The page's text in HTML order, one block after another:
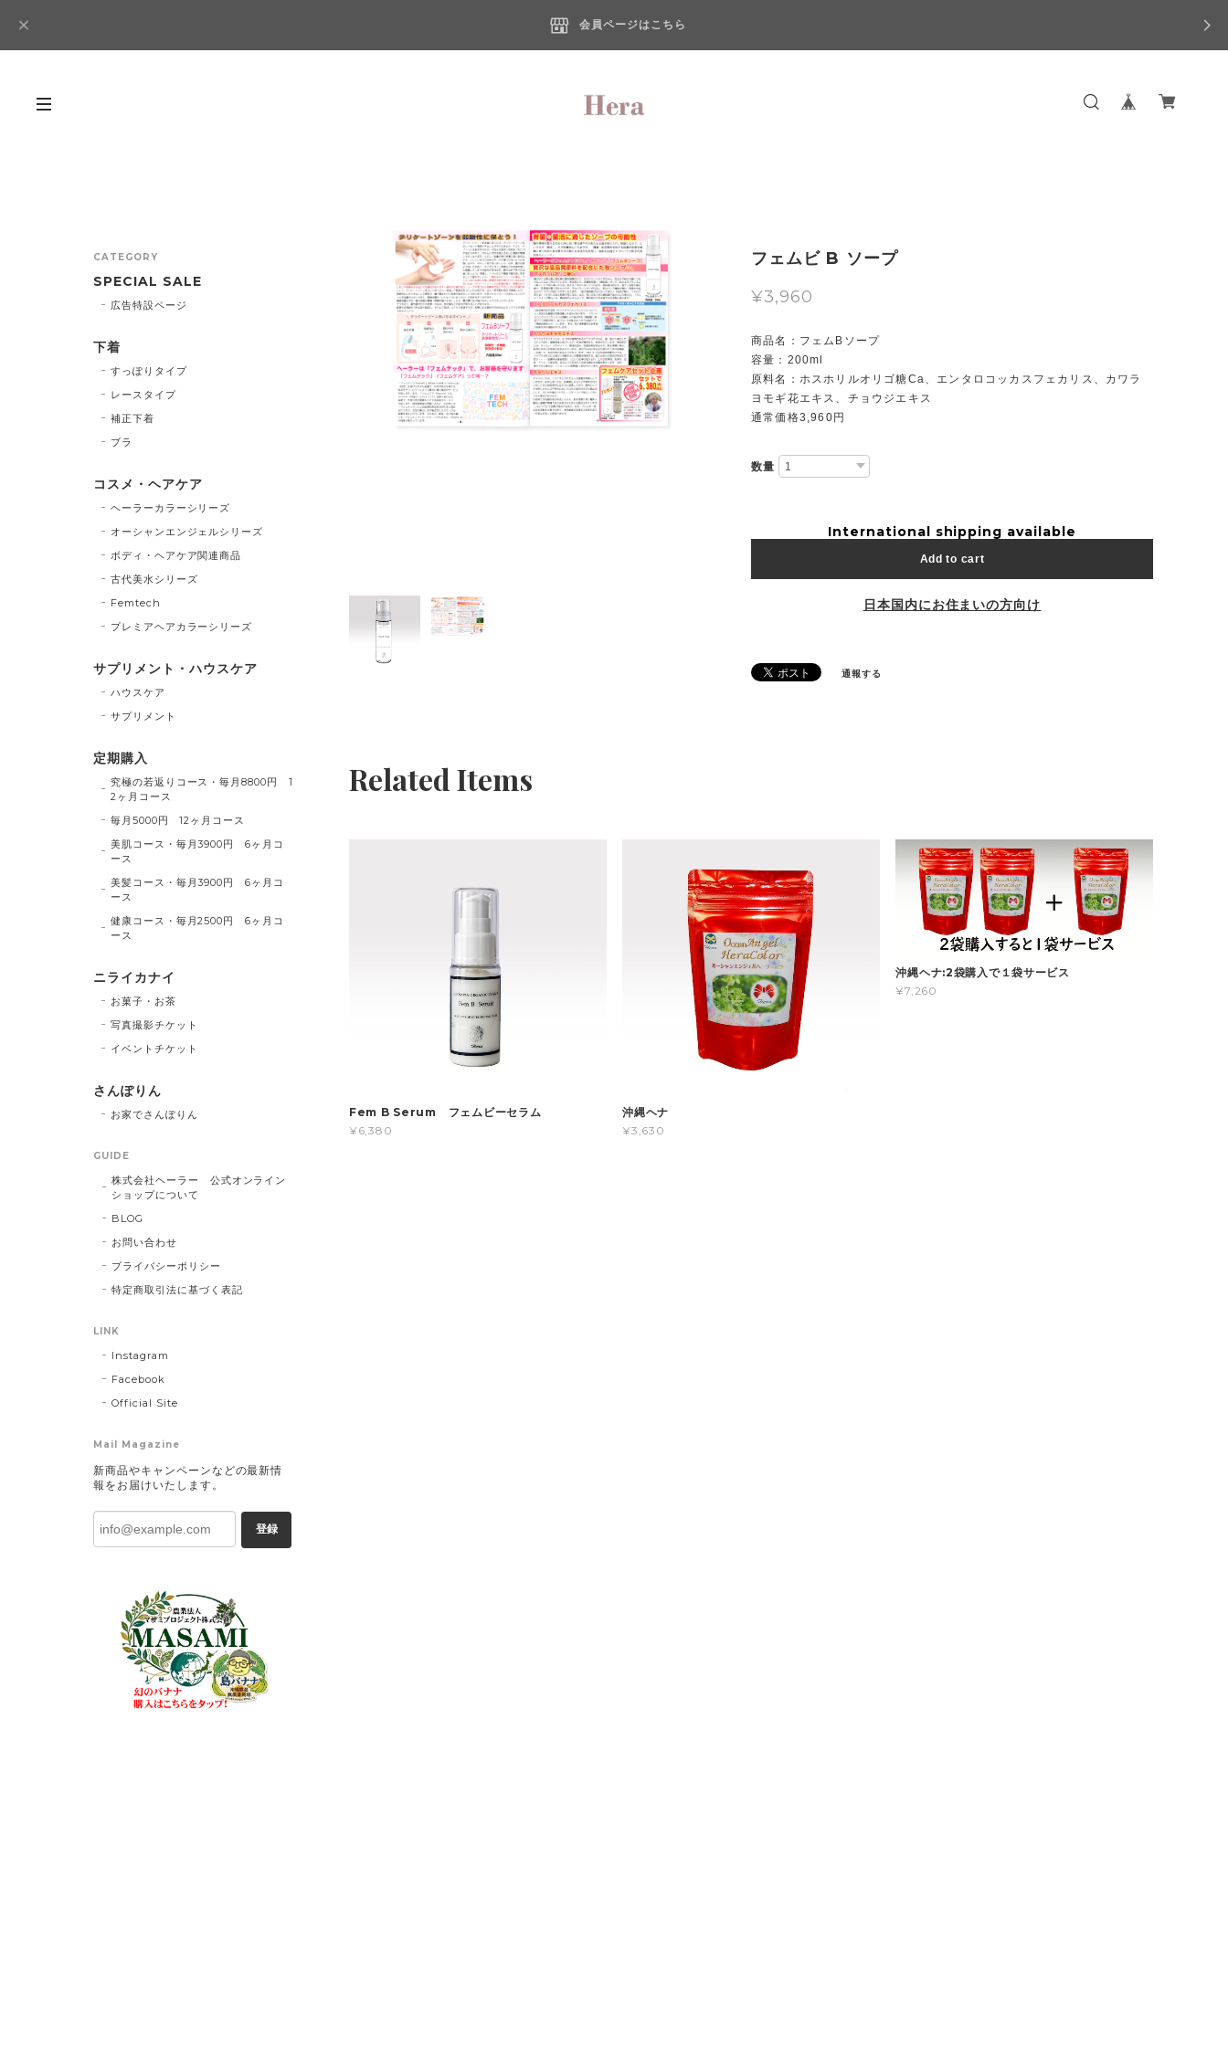
会員ページはこちら
フェムビ B ソープ
¥3,960
商品名：フェムBソープ
容量：200ml
原料名：ホスホリルオリゴ糖Ca、エンタロコッカスフェカリス、カワラ
ヨモギ花エキス、チョウジエキス
通常価格3,960円
数量
International shipping available
Add to cart
日本国内にお住まいの方向け
通報する
Related Items
Fem B Serum フェムビーセラム
¥6,380
沖縄ヘナ
¥3,630
沖縄ヘナ:2袋購入で１袋サービス
¥7,260
CATEGORY
SPECIAL SALE
広告特設ページ
下着
すっぽりタイプ
レースタイプ
補正下着
ブラ
コスメ・ヘアケア
ヘーラーカラーシリーズ
オーシャンエンジェルシリーズ
ボディ・ヘアケア関連商品
古代美水シリーズ
Femtech
プレミアヘアカラーシリーズ
サプリメント・ハウスケア
ハウスケア
サプリメント
定期購入
究極の若返りコース・毎月8800円 1
2ヶ月コース
毎月5000円 12ヶ月コース
美肌コース・毎月3900円 6ヶ月コ
ース
美髪コース・毎月3900円 6ヶ月コ
ース
健康コース・毎月2500円 6ヶ月コ
ース
ニライカナイ
お菓子・お茶
写真撮影チケット
イベントチケット
さんぽりん
お家でさんぽりん
GUIDE
株式会社ヘーラー 公式オンライン
ショップについて
BLOG
お問い合わせ
プライバシーポリシー
特定商取引法に基づく表記
LINK
Instagram
Facebook
Official Site
Mail Magazine
新商品やキャンペーンなどの最新情
報をお届けいたします。
登録